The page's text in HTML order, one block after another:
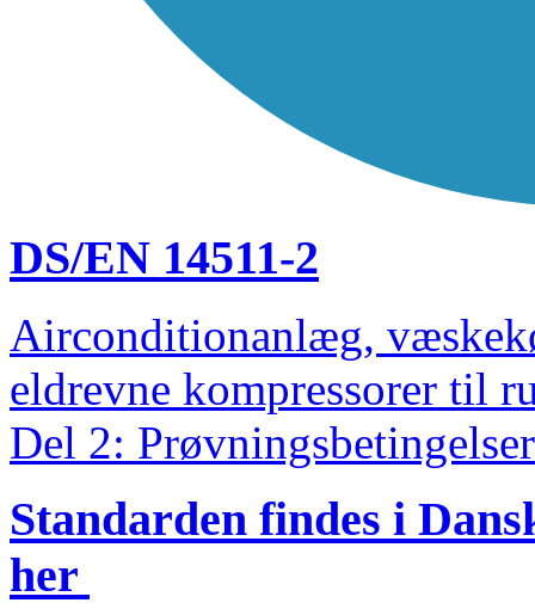
DS/EN 14511-2
Airconditionanlæg,
eldrevne kompressorer til
Del 2: Prøvningsbetingelser
Standarden findes i
her